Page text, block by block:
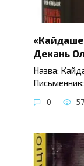
Декань
Назва:
0